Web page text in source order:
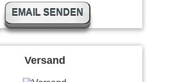
EMAIL SENDEN
Versand